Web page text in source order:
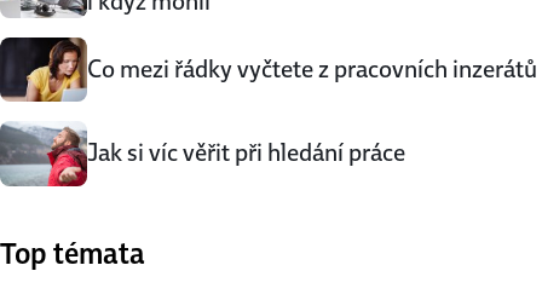
Co mezi řádky vyčtete z pracovních inzerátů
Jak si víc věřit při hledání práce
Top témata